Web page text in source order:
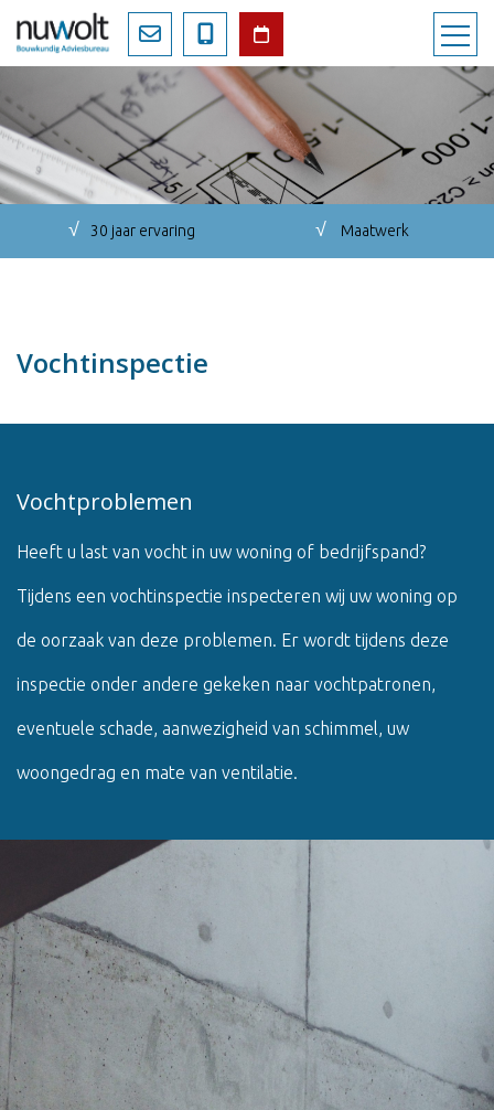
√ 30 jaar ervaring √ Maatwerk
Vochtinspectie
Vochtproblemen
Heeft u last van vocht in uw woning of bedrijfspand?
Tijdens een vochtinspectie inspecteren wij uw woning op
de oorzaak van deze problemen. Er wordt tijdens deze
inspectie onder andere gekeken naar vochtpatronen,
eventuele schade, aanwezigheid van schimmel, uw
woongedrag en mate van ventilatie.